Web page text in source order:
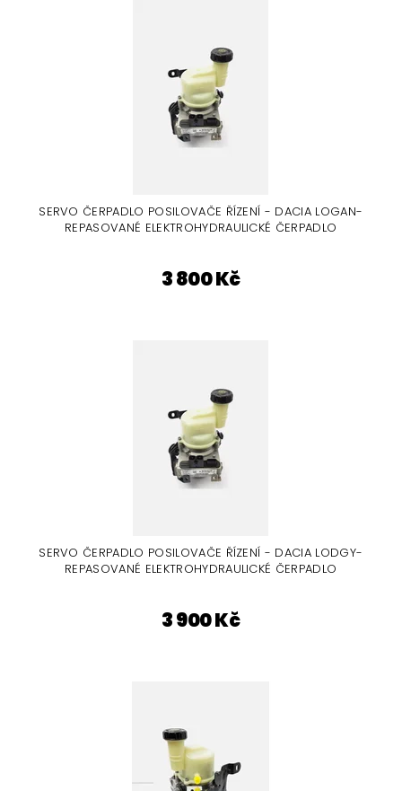
SERVO ČERPADLO POSILOVAČE ŘÍZENÍ - DACIA LOGAN-
REPASOVANÉ ELEKTROHYDRAULICKÉ ČERPADLO
3 800 Kč
SERVO ČERPADLO POSILOVAČE ŘÍZENÍ - DACIA LODGY-
REPASOVANÉ ELEKTROHYDRAULICKÉ ČERPADLO
3 900 Kč